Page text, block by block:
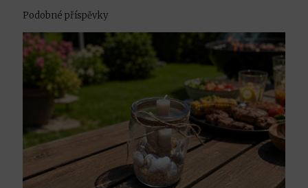
Podobné příspěvky